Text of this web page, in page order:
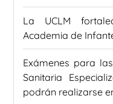
La UCLM
Academia de
Exámenes para
Sanitaria
podrán realizarse